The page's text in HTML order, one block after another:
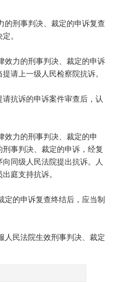
刑事判决、裁定的申诉复查
。
力的刑事判决、裁定的申诉
请上一级人民检察院抗诉。
抗诉的申诉案件审查后，认
力的刑事判决、裁定的申
事判决、裁定的申诉，经复
同级人民法院提出抗诉。人
庭支持抗诉。
的申诉复查终结后，应当制
民法院生效刑事判决、裁定